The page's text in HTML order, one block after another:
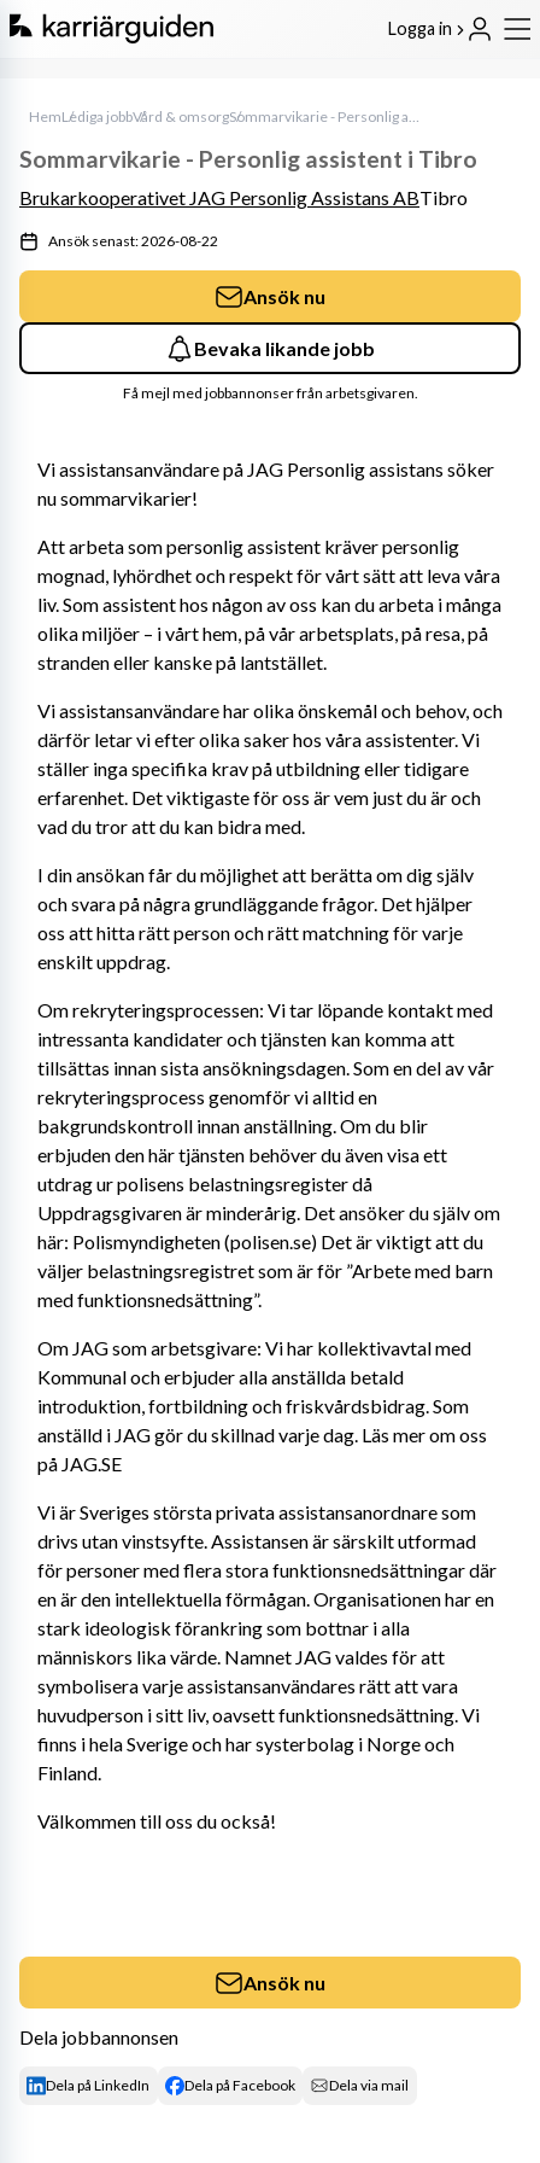
Logga in
HemLediga jobbVård & omsorg Sommarvikarie - Personlig assistent i Tibro
Vi assistansanvändare på JAG Personlig assistans söker
nu sommarvikarier!
Att arbeta som personlig assistent kräver personlig
mognad, lyhördhet och respekt för vårt sätt att leva våra
liv. Som assistent hos någon av oss kan du arbeta i många
olika miljöer – i vårt hem, på vår arbetsplats, på resa, på
stranden eller kanske på lantstället.
Vi assistansanvändare har olika önskemål och behov, och
därför letar vi efter olika saker hos våra assistenter. Vi
ställer inga specifika krav på utbildning eller tidigare
erfarenhet. Det viktigaste för oss är vem just du är och
vad du tror att du kan bidra med.
I din ansökan får du möjlighet att berätta om dig själv
och svara på några grundläggande frågor. Det hjälper
oss att hitta rätt person och rätt matchning för varje
enskilt uppdrag.
Om rekryteringsprocessen: Vi tar löpande kontakt med
intressanta kandidater och tjänsten kan komma att
tillsättas innan sista ansökningsdagen. Som en del av vår
rekryteringsprocess genomför vi alltid en
bakgrundskontroll innan anställning. Om du blir
erbjuden den här tjänsten behöver du även visa ett
utdrag ur polisens belastningsregister då
Uppdragsgivaren är minderårig. Det ansöker du själv om
här: Polismyndigheten (polisen.se) Det är viktigt att du
väljer belastningsregistret som är för ”Arbete med barn
med funktionsnedsättning”.
Om JAG som arbetsgivare: Vi har kollektivavtal med
Kommunal och erbjuder alla anställda betald
introduktion, fortbildning och friskvårdsbidrag. Som
anställd i JAG gör du skillnad varje dag. Läs mer om oss
på JAG.SE
Vi är Sveriges största privata assistansanordnare som
drivs utan vinstsyfte. Assistansen är särskilt utformad
för personer med flera stora funktionsnedsättningar där
en är den intellektuella förmågan. Organisationen har en
stark ideologisk förankring som bottnar i alla
människors lika värde. Namnet JAG valdes för att
symbolisera varje assistansanvändares rätt att vara
huvudperson i sitt liv, oavsett funktionsnedsättning. Vi
finns i hela Sverige och har systerbolag i Norge och
Finland.
Välkommen till oss du också!
Sommarvikarie - Personlig assistent i Tibro
Brukarkooperativet JAG Personlig Assistans ABTibro
Ansök senast: 2026-08-22
Ansök nu
Bevaka likande jobb
Få mejl med jobbannonser från arbetsgivaren.
Ansök nu
Dela jobbannonsen
Dela på LinkedIn Dela på Facebook Dela via mail